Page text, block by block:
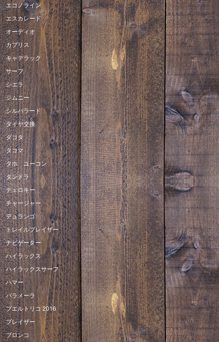
エコノライン
エスカレード
オーディオ
カプリス
キャデラック
サーフ
シエラ
ジムニー
シルバラード
タイヤ交換
ダコタ
タコマ
タホ ユーコン
タンドラ
チェロキー
チャージャー
デュランゴ
トレイルブレイザー
ナビゲーター
ハイラックス
ハイラックスサーフ
ハマー
パラメーラ
プエルトリコ 2016
ブレイザー
ブロンコ